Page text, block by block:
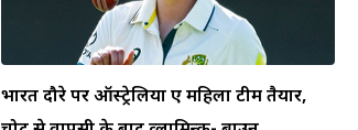
भारत दौरे पर ऑस्ट्रेलिया ए महिला टीम तैयार,